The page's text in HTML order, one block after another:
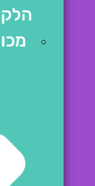
הלקוח